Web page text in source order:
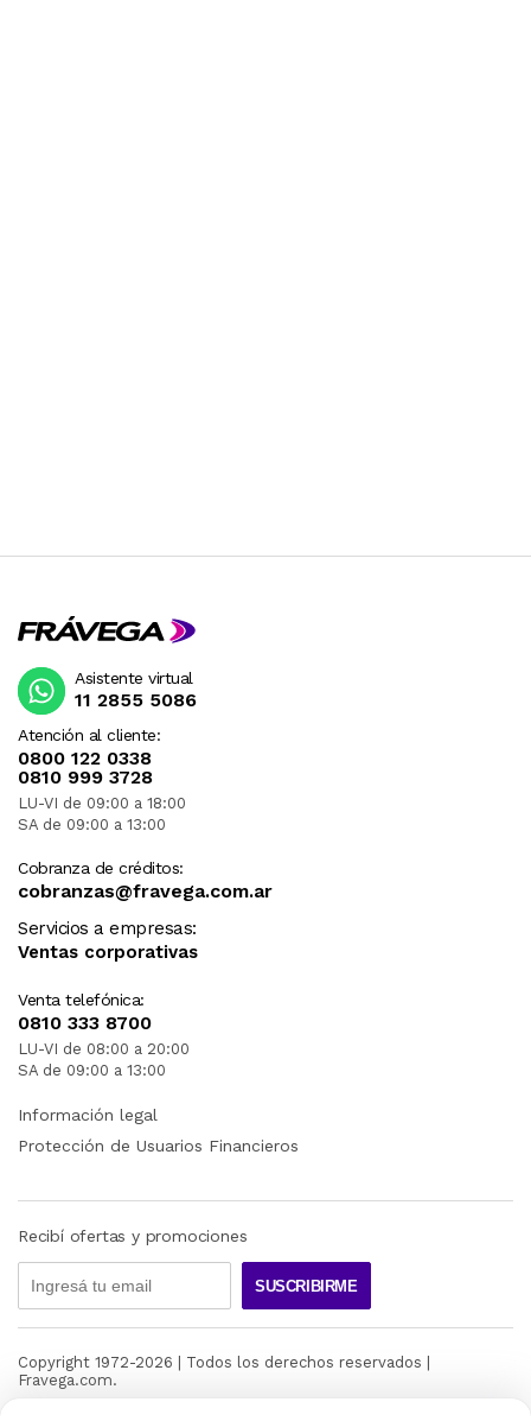
Atención al cliente:
0800 122 0338
0810 999 3728
LU-VI de 09:00 a 18:00
SA de 09:00 a 13:00
Cobranza de créditos:
cobranzas@fravega.com.ar
Servicios a empresas:
Ventas corporativas
Venta telefónica:
0810 333 8700
LU-VI de 08:00 a 20:00
SA de 09:00 a 13:00
Asistente virtual
11 2855 5086
Información legal
Protección de Usuarios Financieros
Recibí ofertas y promociones
SUSCRIBIRME
Copyright 1972-2026 | Todos los derechos reservados |
Fravega.com.